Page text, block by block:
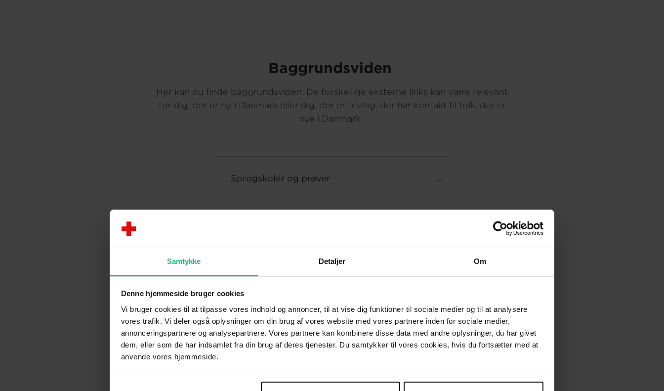
Samtykke Detaljer Om
Denne hjemmeside bruger cookies
Vi bruger cookies til at tilpasse vores indhold og annoncer, til at vise dig funktioner til sociale medier og til at analysere
vores trafik. Vi deler også oplysninger om din brug af vores website med vores partnere inden for sociale medier,
annonceringspartnere og analysepartnere. Vores partnere kan kombinere disse data med andre oplysninger, du har givet
dem, eller som de har indsamlet fra din brug af deres tjenester. Du samtykker til vores cookies, hvis du fortsætter med at
anvende vores hjemmeside.
Baggrundsviden
Her kan du finde baggrundsviden. De forskellige eksterne links kan være relevant
for dig, der er ny i Danmark eller dig, der er frivillig, der har kontakt til folk, der er
nye i Danmark.
Sprogskoler og prøver
Materialer
Find materialer til jeres sprogtræningsindsats. Hvis der er materialer, du savner,
eller hvis I har udviklet materialer i jeres cafe, som andre også kunne få glæde af
og som kan deles på siden her, så skriv til:integration@rodekors.dk